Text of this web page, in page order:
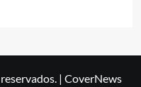
| CoverNews